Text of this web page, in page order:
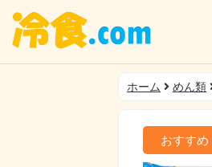
ホーム めん類
おすすめ